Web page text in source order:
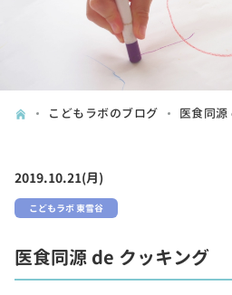
こどもラボのブログ 医食同
2019.10.21(月)
こどもラボ 東雪谷
医食同源 de クッキング